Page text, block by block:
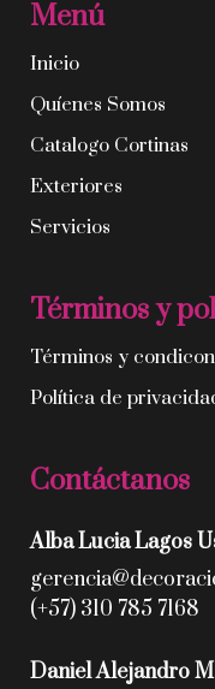
Menú
Inicio
Quíenes Somos
Catalogo Cortinas
Exteriores
Servicios
Términos y
Términos y
Política de
Contáctanos
Alba Lucia Lagos
(+57) 310 785 7168
Daniel Alejandro